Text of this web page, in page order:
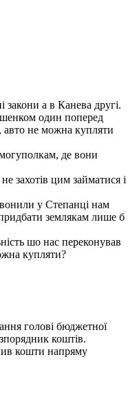
закони а в Канева другі.
один поперед
не можна купляти
де вони
захотів цим займатися і
у Cтепанці нам
придбати землякам лише б
шо нас переконував
купляти?
голові бюджетної
коштів.
кошти напряму